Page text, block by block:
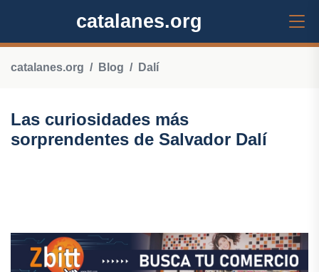
catalanes.org
catalanes.org Blog Dalí
Las curiosidades más
sorprendentes de Salvador Dalí